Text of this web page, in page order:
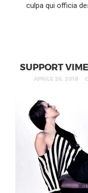
culpa qui officia
SUPPORT
APRILE 26, 2018